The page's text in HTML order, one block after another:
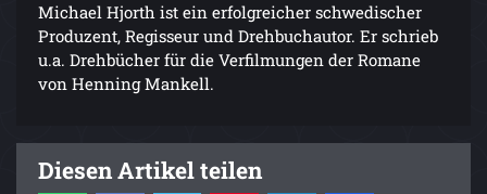
Michael Hjorth ist ein erfolgreicher schwedischer
Produzent, Regisseur und Drehbuchautor. Er schrieb
u.a. Drehbücher für die Verfilmungen der Romane
von Henning Mankell.
Diesen Artikel teilen